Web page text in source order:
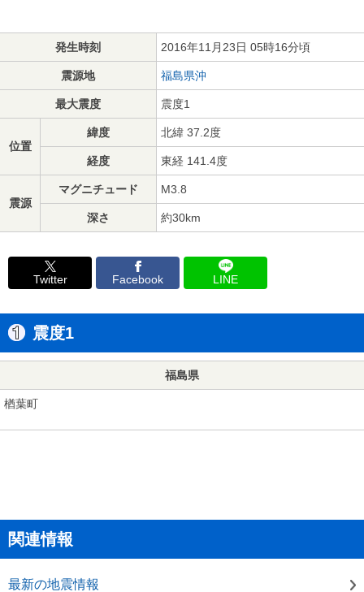
発生時刻 2016年11月23日 05時16分頃
震源地 福島県沖
最大震度 震度1
位置
緯度 北緯 37.2度
経度 東経 141.4度
震源
マグニチュード M3.8
深さ 約30km
Twitter Facebook LINE
震度1
福島県
楢葉町
関連情報
最新の地震情報